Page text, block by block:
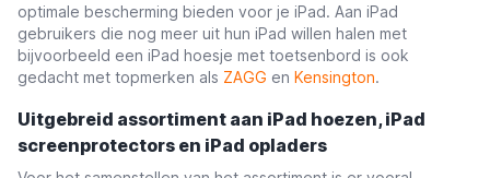
optimale bescherming bieden voor je iPad. Aan iPad
gebruikers die nog meer uit hun iPad willen halen met
bijvoorbeeld een iPad hoesje met toetsenbord is ook
gedacht met topmerken als ZAGG en Kensington.
Uitgebreid assortiment aan iPad hoezen, iPad
screenprotectors en iPad opladers